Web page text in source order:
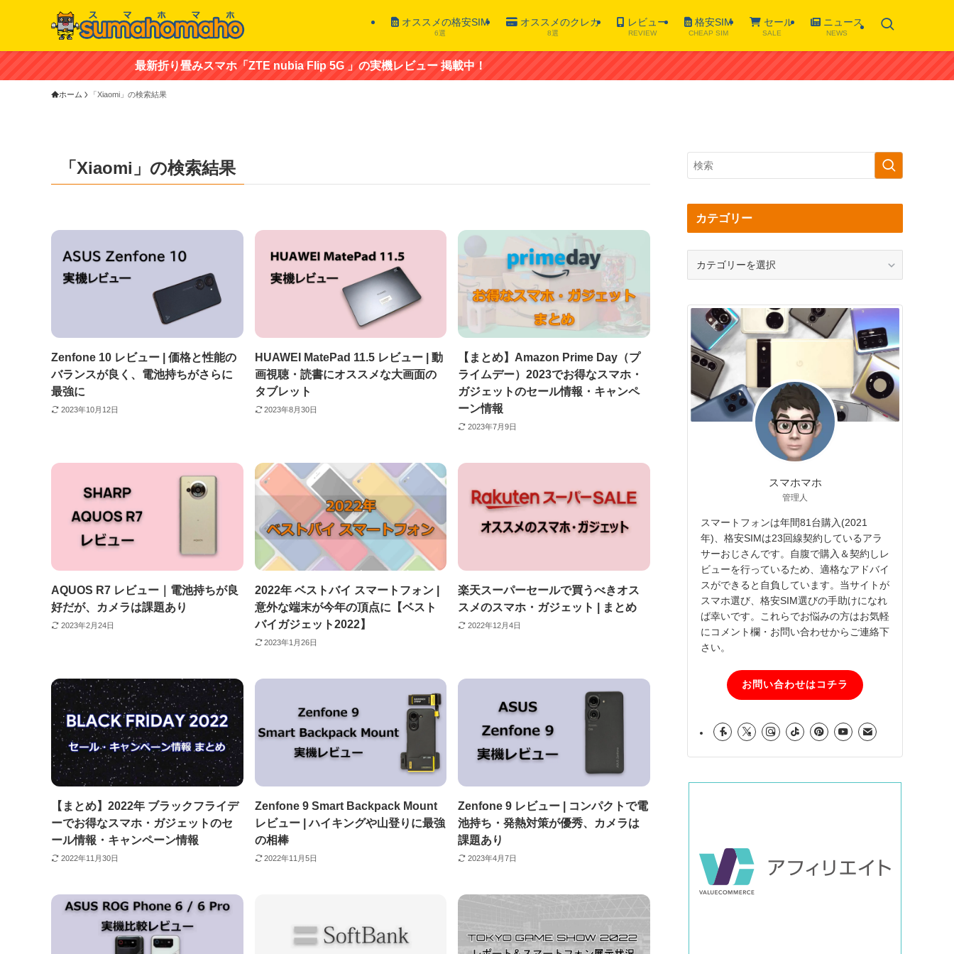
オススメの格安SIM
6選
オススメのクレカ
8選
レビュー
REVIEW
格安SIM
CHEAP SIM
セール
SALE
ニュース
NEWS
最新折り畳みスマホ「ZTE nubia Flip 5G 」の実機レビュー 掲載中！
ホーム 「Xiaomi」の検索結果
「Xiaomi」の検索結果
Zenfone 10 レビュー | 価格と性能の
バランスが良く、電池持ちがさらに
最強に
2023年10月12日
HUAWEI MatePad 11.5 レビュー | 動
画視聴・読書にオススメな大画面の
タブレット
2023年8月30日
【まとめ】Amazon Prime Day（プ
ライムデー）2023でお得なスマホ・
ガジェットのセール情報・キャンペ
ーン情報
2023年7月9日
AQUOS R7 レビュー｜電池持ちが良
好だが、カメラは課題あり
2023年2月24日
2022年 ベストバイ スマートフォン |
意外な端末が今年の頂点に【ベスト
バイガジェット2022】
2023年1月26日
楽天スーパーセールで買うべきオス
スメのスマホ・ガジェット | まとめ
2022年12月4日
【まとめ】2022年 ブラックフライデ
ーでお得なスマホ・ガジェットのセ
ール情報・キャンペーン情報
2022年11月30日
Zenfone 9 Smart Backpack Mount
レビュー | ハイキングや山登りに最強
の相棒
2022年11月5日
Zenfone 9 レビュー | コンパクトで電
池持ち・発熱対策が優秀、カメラは
課題あり
2023年4月7日
カテゴリー
リ
スマホマホ
管理人
スマートフォンは年間81台購入(2021
年)、格安SIMは23回線契約しているアラ
サーおじさんです。自腹で購入＆契約しレ
ビューを行っているため、適格なアドバイ
スができると自負しています。当サイトが
スマホ選び、格安SIM選びの手助けになれ
ば幸いです。これらでお悩みの方はお気軽
にコメント欄・お問い合わせからご連絡下
さい。
お問い合わせはコチラ